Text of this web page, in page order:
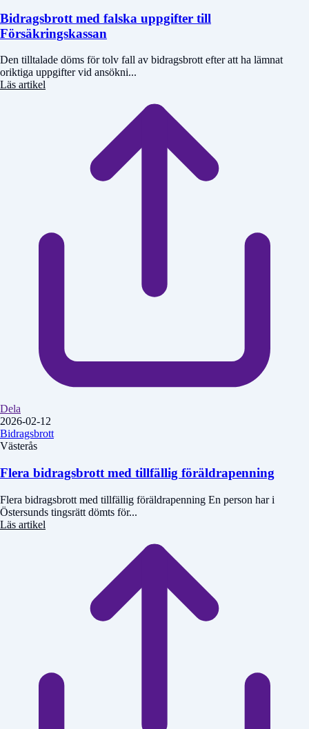
Bidragsbrott med falska uppgifter till
Försäkringskassan
Den tilltalade döms för tolv fall av bidragsbrott efter att ha lämnat
oriktiga uppgifter vid ansökni...
Läs artikel
Dela
2026-02-12
Bidragsbrott
Västerås
Flera bidragsbrott med tillfällig föräldrapenning
Flera bidragsbrott med tillfällig föräldrapenning En person har i
Östersunds tingsrätt dömts för...
Läs artikel